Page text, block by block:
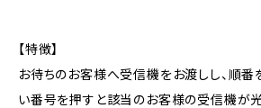
【特徴】
お待ちのお客様へ受信機をお渡しし、順
い番号を押すと該当のお客様の受信機が光